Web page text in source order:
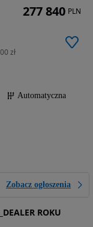
zł
Automatyczna
Zobacz ogłoszenia
ROKU
277 840 PLN